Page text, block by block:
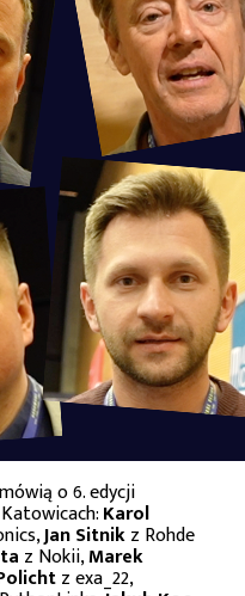
o 6. edycji
Karol
Jan Sitnikz Rohde
z Nokii,Marek
z exa_22,